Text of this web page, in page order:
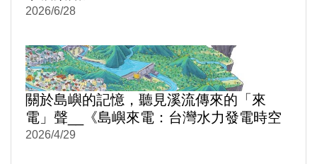
2026/6/28
關於島嶼的記憶，聽見溪流傳來的「來
電」聲__《島嶼來電：台灣水力發電時空
旅讀》
2026/4/29